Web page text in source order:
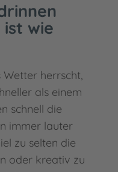
wie
Wetter herrscht,
als einem
schnell die
immer lauter
zu selten die
oder kreativ zu